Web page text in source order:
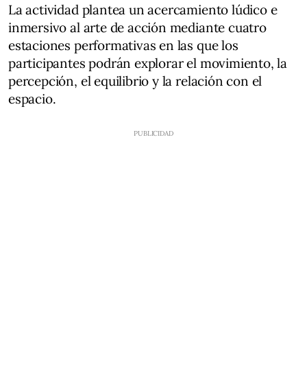
La actividad plantea un acercamiento lúdico e
inmersivo al arte de acción mediante cuatro
estaciones performativas en las que los
participantes podrán explorar el movimiento, la
percepción, el equilibrio y la relación con el
espacio.